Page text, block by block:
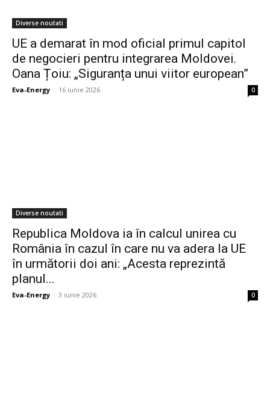
Diverse noutati
UE a demarat în mod oficial primul capitol
de negocieri pentru integrarea Moldovei.
Oana Țoiu: „Siguranța unui viitor european”
Eva-Energy - 16 iunie 2026 0
Diverse noutati
Republica Moldova ia în calcul unirea cu
România în cazul în care nu va adera la UE
în următorii doi ani: „Acesta reprezintă
planul...
Eva-Energy - 3 iunie 2026 0